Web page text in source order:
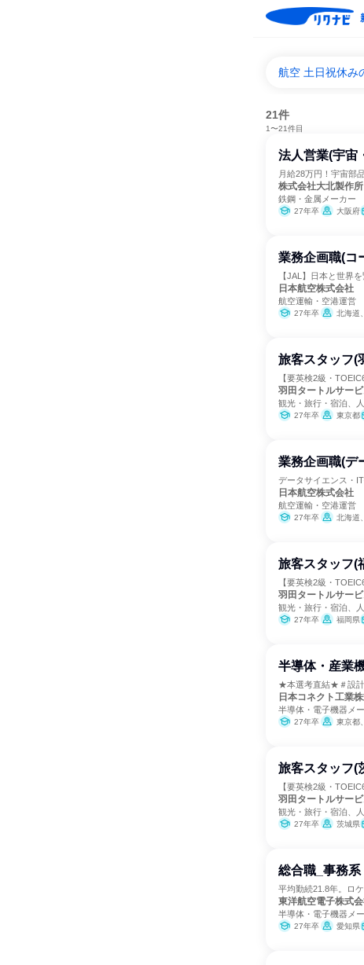
航空 土日祝休み
21件
1〜21件目
法人営業(宇宙
月給28万円！宇宙部
株式会社大北製作所
鉄鋼・金属メーカー
27年卒 大阪府
業務企画職(コ
【JAL】日本と世界
日本航空株式会社
航空運輸・空港運営
27年卒 北海道、青森県、岩手県、宮城
旅客スタッフ(
【要英検2級・
羽田タートルサー
観光・旅行・宿泊、
27年卒 東京都
業務企画職(デ
データサイエンス・
日本航空株式会社
航空運輸・空港運営
27年卒 北海道、青森県、岩手県、宮城
旅客スタッフ(
【要英検2級・
羽田タートルサー
観光・旅行・宿泊、
27年卒 福岡県
半導体・産業
★本選考直結★＃設計
日本コネクト工業
半導体・電子機器メ
27年卒 東京都
旅客スタッフ(
【要英検2級・
羽田タートルサー
観光・旅行・宿泊、
27年卒 茨城県
総合職_事務系
平均勤続21.8年。ロ
東洋航空電子株式
半導体・電子機器メ
27年卒 愛知県